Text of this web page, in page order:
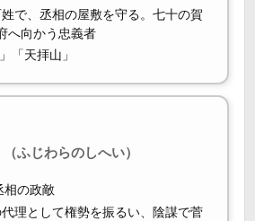
で、丞相の屋敷を守る。七十の賀
へ向かう忠義者
「天拝山」
（ふじわらのしへい）
相の政敵
理として権勢を振るい、陰謀で菅